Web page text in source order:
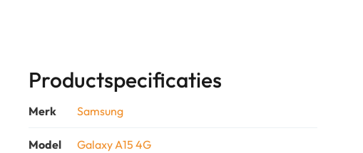
Productspecificaties
Merk Samsung
Model Galaxy A15 4G